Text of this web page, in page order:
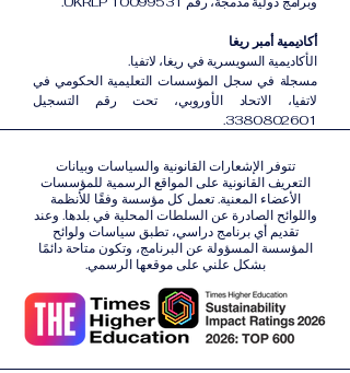
أكاديمية أمبر ريغا
الأكاديمية السويسرية في ريغا، لاتفيا.
مسجلة في سجل المؤسسات التعليمية الحكومي في
لاتفيا، الاتحاد الأوروبي، تحت رقم التسجيل
3380802601.
تتوفر الإشعارات القانونية والسياسات وبيانات
التعريف القانونية على المواقع الرسمية للمؤسسات
الأعضاء المعنية. تعمل كل مؤسسة وفقًا للأنظمة
واللوائح الصادرة عن السلطات المحلية في بلدها. وعند
تقديم أي برنامج دراسي، تطبق سياسات ولوائح
المؤسسة المسؤولة عن البرنامج، وتكون متاحة دائمًا
بشكل علني على موقعها الرسمي.